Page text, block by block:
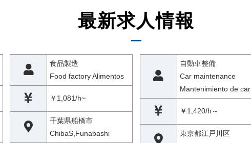
最新求人情報
食品製造
Food factory Alimentos
￥1,081/h~
千葉県船橋市
ChibaS,Funabashi
自動車整備
Car maintenance
Mantenimiento de
￥1,420/h～
東京都江戸川区